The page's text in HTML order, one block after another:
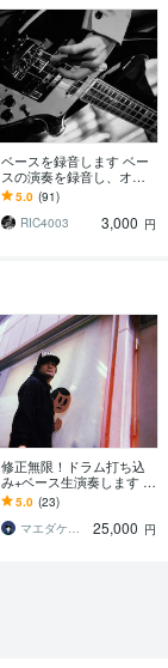
ベースを録音します ベー
スの演奏を録音し、オー
ディオデータを納品しま
す。
5.0 (91)
RIC4003
3,000 円
修正無限！ドラム打ち込
み+ベース生演奏します 結
局、曲のカッコよさを左
右するのってリズムなん
ですってね！
5.0 (23)
マエダケンタ㈱タコスタジオ
25,000 円